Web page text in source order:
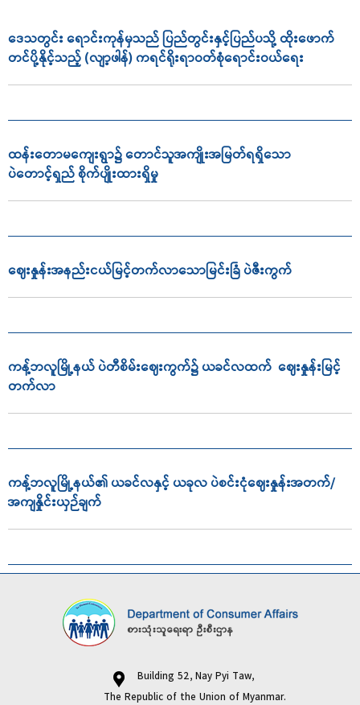
ဒေသတွင်း ရောင်းကုန်မှသည် ပြည်တွင်းနှင့်ပြည်ပသို့ ထိုးဖောက်
တင်ပို့နိုင့်သည့် (လျာ့ဖါန်) ကရင်ရိုးရာဝတ်စုံရောင်းဝယ်ရေး
ထန်းတောမကျေးရွာ၌ တောင်သူအကျိုးအမြတ်ရရှိသော
ပဲတောင့်ရှည် စိုက်ပျိုးထားရှိမှု
ဈေးနှုန်းအနည်းငယ်မြင့်တက်လာသောမြင်းခြံ ပဲဇီးကွက်
ကန့်ဘလူမြို့နယ် ပဲတီစိမ်းဈေးကွက်၌ ယခင်လထက် ဈေးနှုန်းမြင့်
တက်လာ
ကန့်ဘလူမြို့နယ်၏ ယခင်လနှင့် ယခုလ ပဲစင်းငုံဈေးနှုန်းအတက်/
အကျနှိုင်းယှဉ်ချက်
Building 52, Nay Pyi Taw,
The Republic of the Union of Myanmar.